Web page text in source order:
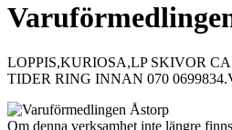
LOPPIS,KURIOSA,LP SKIVOR
TIDER RING INNAN 070
Om denna verksamhet inte längre